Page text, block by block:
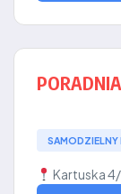
Kartuska